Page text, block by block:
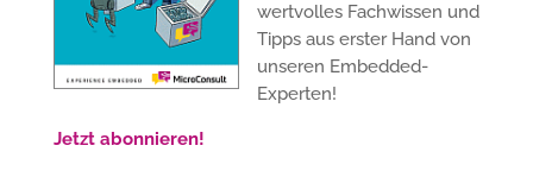
wertvolles Fachwissen und
Tipps aus erster Hand von
unseren Embedded-
Experten!
Jetzt abonnieren!